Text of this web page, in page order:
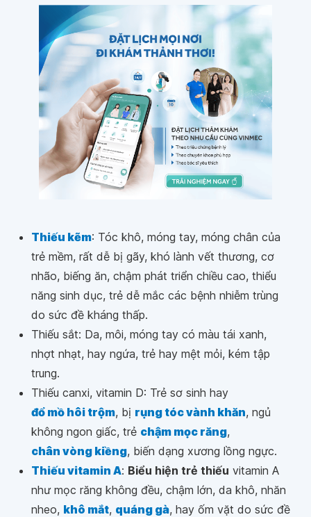
Thiếu kẽm: Tóc khô, móng tay, móng chân của
trẻ mềm, rất dễ bị gãy, khó lành vết thương, cơ
nhão, biếng ăn, chậm phát triển chiều cao, thiểu
năng sinh dục, trẻ dễ mắc các bệnh nhiễm trùng
do sức đề kháng thấp.
Thiếu sắt: Da, môi, móng tay có màu tái xanh,
nhợt nhạt, hay ngứa, trẻ hay mệt mỏi, kém tập
trung.
Thiếu canxi, vitamin D: Trẻ sơ sinh hay
đổ mồ hôi trộm, bị rụng tóc vành khăn, ngủ
không ngon giấc, trẻ chậm mọc răng,
chân vòng kiềng, biến dạng xương lồng ngực.
Thiếu vitamin A: Biểu hiện trẻ thiếu vitamin A
như mọc răng không đều, chậm lớn, da khô, nhăn
nheo, khô mắt, quáng gà, hay ốm vặt do sức đề